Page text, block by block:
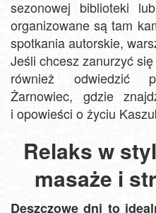
sezonowej biblioteki
organizowane są tam
spotkania autorskie,
Jeśli chcesz zanurzyć
również odwiedzić
Żarnowiec, gdzie
i opowieści o życiu
Relaks w
masaże i
Deszczowe dni to